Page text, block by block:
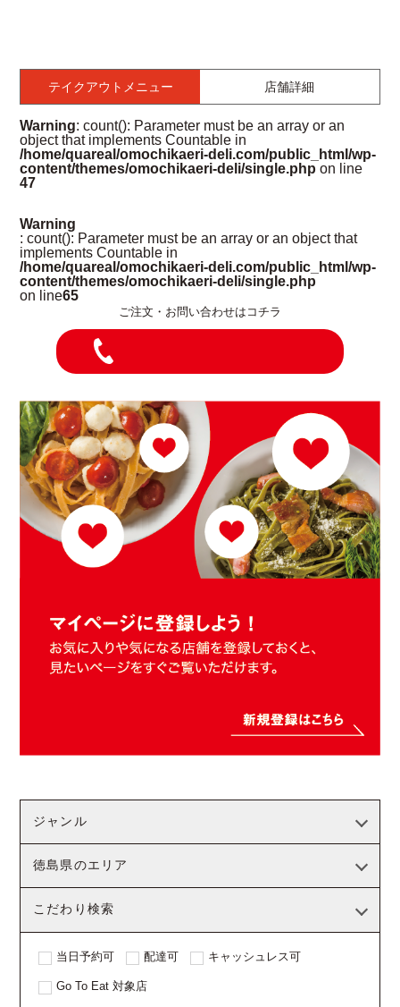
テイクアウトメニュー 店舗詳細
Warning: count(): Parameter must be an array or an
object that implements Countable in
/home/quareal/omochikaeri-deli.com/public_html/wp-
content/themes/omochikaeri-deli/single.php on line
47
Warning
: count(): Parameter must be an array or an object that
implements Countable in
/home/quareal/omochikaeri-deli.com/public_html/wp-
content/themes/omochikaeri-deli/single.php
on line65
ご注文・お問い合わせはコチラ
ジャンル
徳島県のエリア
こだわり検索
当日予約可 配達可 キャッシュレス可
Go To Eat 対象店